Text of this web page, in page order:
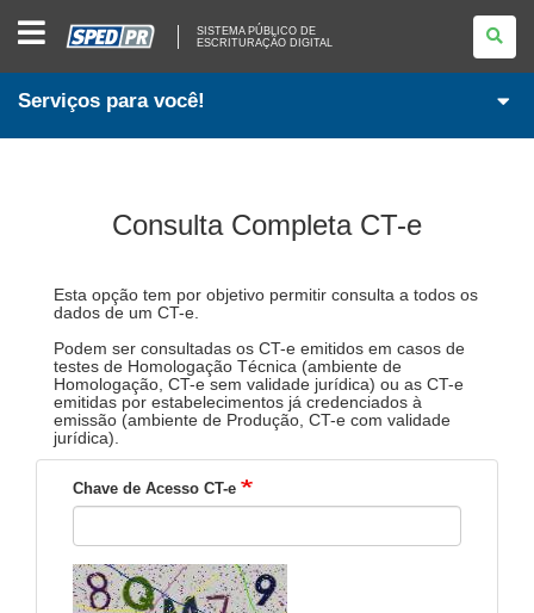
PÚBLICO
DE
ESCRITURAÇÃO
SISTEMA PÚBLICO DE
ESCRITURAÇÃO DIGITAL
Serviços para você!
Consulta Completa CT-e
Esta opção tem por objetivo permitir consulta a todos os
dados de um CT-e.
Podem ser consultadas os CT-e emitidos em casos de
testes de Homologação Técnica (ambiente de
Homologação, CT-e sem validade jurídica) ou as CT-e
emitidas por estabelecimentos já credenciados à
emissão (ambiente de Produção, CT-e com validade
jurídica).
Chave de Acesso CT-e